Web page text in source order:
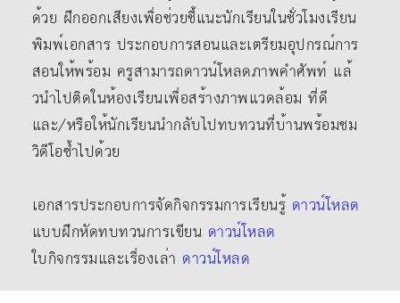
ด้วย ฝึกออกเสียงเพื่อช่วยชี้แนะนักเรียนในชั่วโมงเรียน
พิมพ์เอกสาร ประกอบการสอนและเตรียมอุปกรณ์การ
สอนให้พร้อม ครูสามารถดาวน์โหลดภาพคําศัพท์ แล้
วนําไปติดในห้องเรียนเพื่อสร้างภาพแวดล้อม ที่ดี
และ/หรือให้นักเรียนนํากลับไปทบทวนที่บ้านพร้อมชม
วิดีโอซ้ำไปด้วย
เอกสารประกอบการจัดกิจกรรมการเรียนรู้ ดาวน์โหลด
แบบฝึกหัดทบทวนการเขียน ดาวน์โหลด
ใบกิจกรรมและเรื่องเล่า ดาวน์โหลด